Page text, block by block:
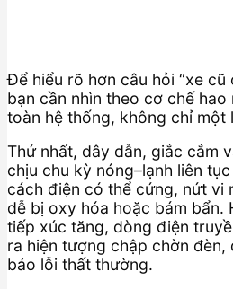
Để hiểu rõ hơn câu hỏi “xe cũ
bạn cần nhìn theo cơ chế hao
toàn hệ thống, không chỉ một
Thứ nhất, dây dẫn, giắc cắm
chịu chu kỳ nóng–lạnh liên
cách điện có thể cứng, nứt vi
dễ bị oxy hóa hoặc bám bẩn.
tiếp xúc tăng, dòng điện
ra hiện tượng chập chờn đèn,
báo lỗi thất thường.